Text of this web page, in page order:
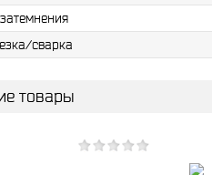
сварка
товары